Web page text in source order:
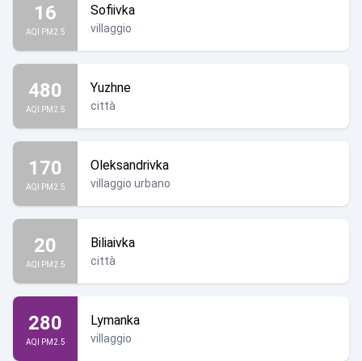
16
AQI PM2.5
Sofiivka
villaggio
480
AQI PM2.5
Yuzhne
città
170
AQI PM2.5
Oleksandrivka
villaggio urbano
20
AQI PM2.5
Biliaivka
città
280
AQI PM2.5
Lymanka
villaggio